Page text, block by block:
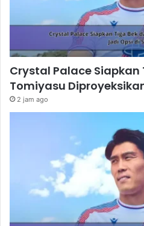
Crystal Palace Siapkan
Tomiyasu
2 jam ago